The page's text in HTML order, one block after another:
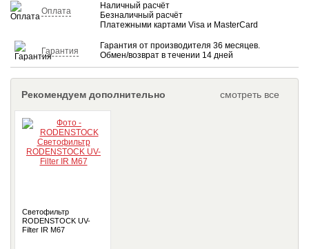
Оплата
Наличный расчёт
Безналичный расчёт
Платежными картами Visa и MasterCard
Гарантия
Гарантия от производителя 36 месяцев.
Обмен/возврат в течении 14 дней
Рекомендуем дополнительно смотреть все
Светофильтр
RODENSTOCK UV-
Filter IR M67